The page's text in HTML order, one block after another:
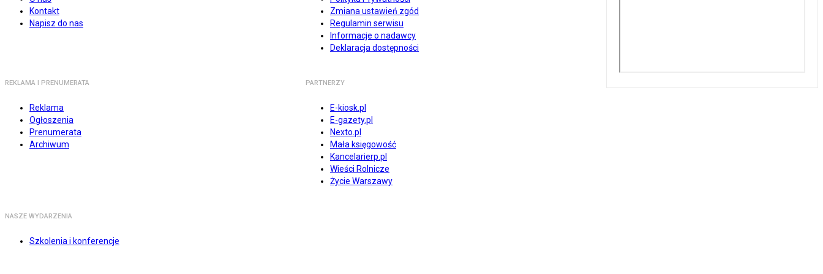
Kontakt
Napisz do nas
Zmiana ustawień zgód
Regulamin serwisu
Informacje o nadawcy
Deklaracja dostępności
REKLAMA I PRENUMERATA
Reklama
Ogłoszenia
Prenumerata
Archiwum
PARTNERZY
E-kiosk.pl
E-gazety.pl
Nexto.pl
Mała księgowość
Kancelarierp.pl
Wieści Rolnicze
Życie Warszawy
NASZE WYDARZENIA
Szkolenia i konferencje